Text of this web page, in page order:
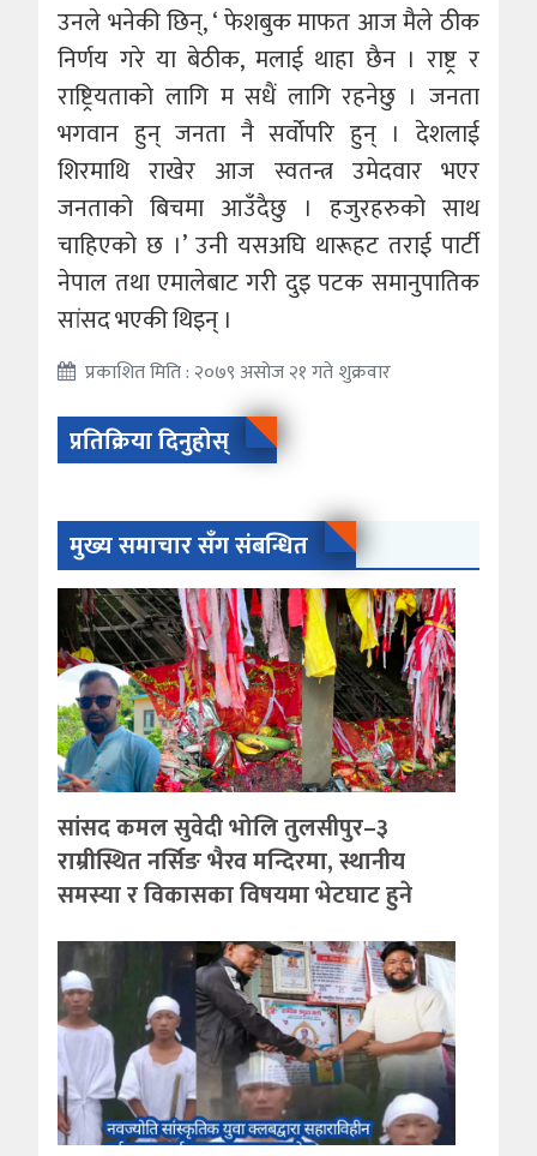
उनले भनेकी छिन्, ‘ फेशबुक माफत आज मैले ठीक
निर्णय गरे या बेठीक, मलाई थाहा छैन । राष्ट्र र
राष्ट्रियताको लागि म सधैं लागि रहनेछु । जनता
भगवान हुन् जनता नै सर्वोपरि हुन् । देशलाई
शिरमाथि राखेर आज स्वतन्त्र उमेदवार भएर
जनताको बिचमा आउँदैछु । हजुरहरुको साथ
चाहिएको छ ।’ उनी यसअघि थारूहट तराई पार्टी
नेपाल तथा एमालेबाट गरी दुइ पटक समानुपातिक
सांसद भएकी थिइन् ।
प्रकाशित मिति : २०७९ असोज २१ गते शुक्रवार
प्रतिक्रिया दिनुहोस्
मुख्य समाचार सँग संबन्धित
सांसद कमल सुवेदी भोलि तुलसीपुर–३
राम्रीस्थित नर्सिङ भैरव मन्दिरमा, स्थानीय
समस्या र विकासका विषयमा भेटघाट हुने